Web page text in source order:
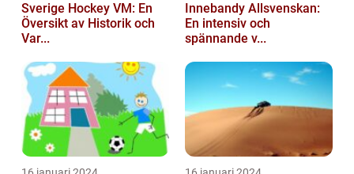
Sverige Hockey VM: En
Översikt av Historik och
Var...
Innebandy Allsvenskan:
En intensiv och
spännande v...